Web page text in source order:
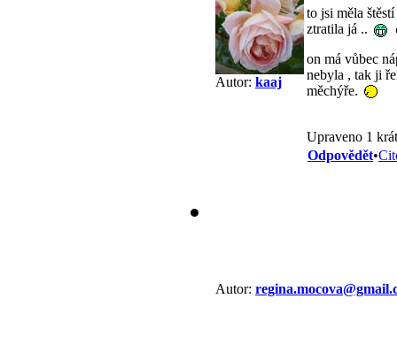
Autor: kaaj
to jsi měla štěstí
ztratila já ..
on má vůbec
nebyla , tak ji
měchýře.
Upraveno 1
Odpovědět•
Autor: